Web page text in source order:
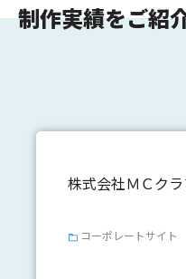
制作実績をご紹
株式会社ＭＣク
コーポレートサイト